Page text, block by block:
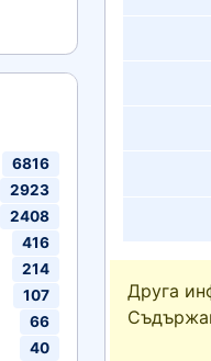
6816
2923
2408
416
214
107
66
40
Друга